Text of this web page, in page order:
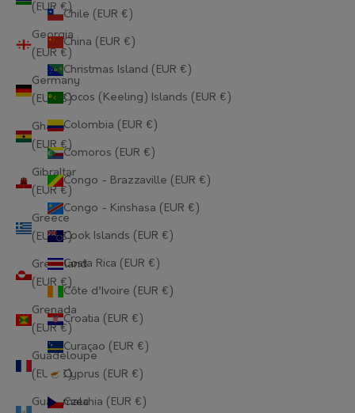
(EUR €)
Georgia
(EUR €)
Germany
(EUR €)
Ghana
(EUR €)
Gibraltar
(EUR €)
Greece
(EUR €)
Greenland
(EUR €)
Grenada
(EUR €)
Guadeloupe
(EUR €)
Guatemala
Chile (EUR €)
China (EUR €)
Christmas Island (EUR €)
Cocos (Keeling) Islands (EUR €)
Colombia (EUR €)
Comoros (EUR €)
Congo - Brazzaville (EUR €)
Congo - Kinshasa (EUR €)
Cook Islands (EUR €)
Costa Rica (EUR €)
Côte d’Ivoire (EUR €)
Croatia (EUR €)
Curaçao (EUR €)
Cyprus (EUR €)
Czechia (EUR €)